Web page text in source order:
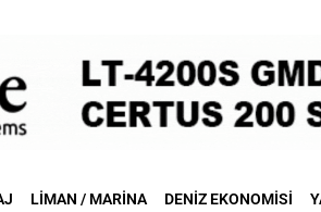
LIMAN / MARINA DENIZ EKONOMISI